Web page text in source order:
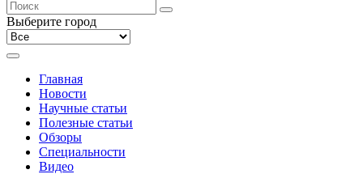
Выберите город
Главная
Новости
Научные статьи
Полезные статьи
Обзоры
Специальности
Видео